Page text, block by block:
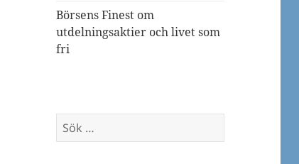
Börsens Finest om
utdelningsaktier och livet som
fri
Sök
efter: